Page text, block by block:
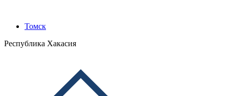
Томск
Республика Хакасия